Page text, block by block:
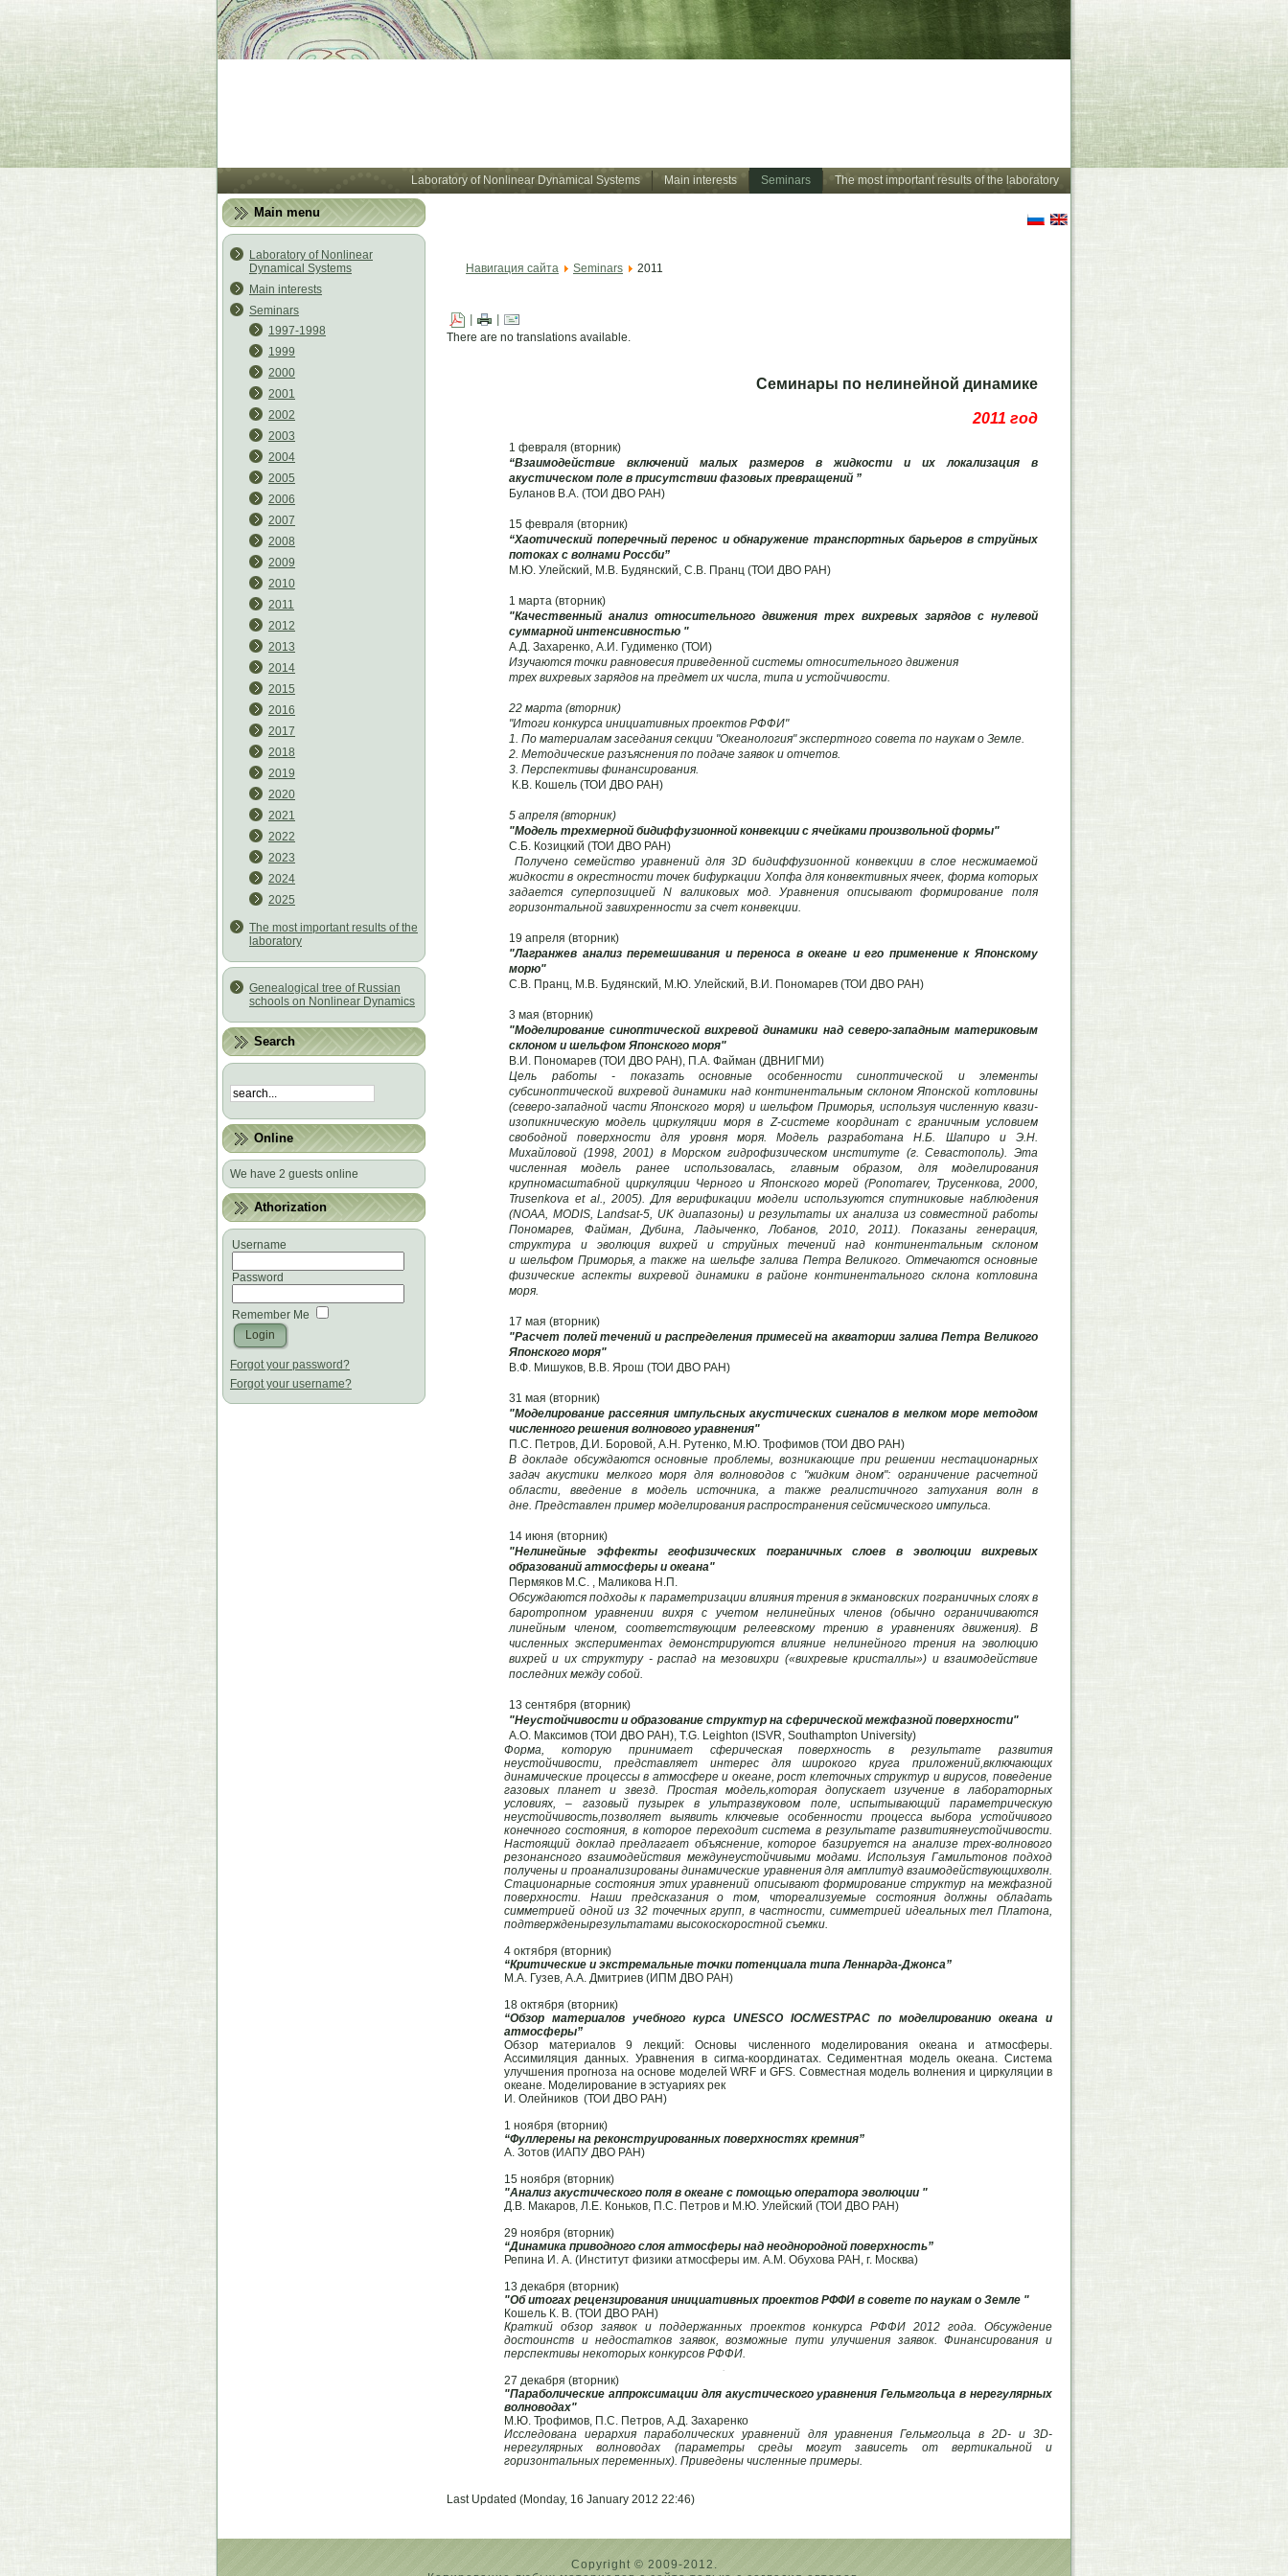
Laboratory of Nonlinear Dynamical Systems Main interests Seminars The most important results of the laboratory
Main menu
Laboratory of Nonlinear
Dynamical Systems
Main interests
Seminars
1997-1998
1999
2000
2001
2002
2003
2004
2005
2006
2007
2008
2009
2010
2011
2012
2013
2014
2015
2016
2017
2018
2019
2020
2021
2022
2023
2024
2025
The most important results of the
laboratory
Genealogical tree of Russian
schools on Nonlinear Dynamics
Search
Online
We have 2 guests online
Athorization
Username
Password
Remember Me
Forgot your password?
Forgot your username?
Навигация сайта Seminars 2011
There are no translations available.
Семинары по нелинейной динамике
2011 год
1 февраля (вторник)
“Взаимодействие включений малых размеров в жидкости и их локализация в
акустическом поле в присутствии фазовых превращений ”
Буланов В.А. (ТОИ ДВО РАН)
15 февраля (вторник)
“Хаотический поперечный перенос и обнаружение транспортных барьеров в струйных
потоках с волнами Россби”
М.Ю. Улейский, М.В. Будянский, С.В. Пранц (ТОИ ДВО РАН)
1 марта (вторник)
"Качественный анализ относительного движения трех вихревых зарядов с нулевой
суммарной интенсивностью "
А.Д. Захаренко, А.И. Гудименко (ТОИ)
Изучаются точки равновесия приведенной системы относительного движения
трех вихревых зарядов на предмет их числа, типа и устойчивости.
22 марта (вторник)
"Итоги конкурса инициативных проектов РФФИ"
1. По материалам заседания секции "Океанология" экспертного совета по наукам о Земле.
2. Методические разъяснения по подаче заявок и отчетов.
3. Перспективы финансирования.
К.В. Кошель (ТОИ ДВО РАН)
5 апреля (вторник)
"Модель трехмерной бидиффузионной конвекции с ячейками произвольной формы"
C.Б. Козицкий (ТОИ ДВО РАН)
Получено семейство уравнений для 3D бидиффузионной конвекции в слое несжимаемой
жидкости в окрестности точек бифуркации Хопфа для конвективных ячеек, форма которых
задается суперпозицией N валиковых мод. Уравнения описывают формирование поля
горизонтальной завихренности за счет конвекции.
19 апреля (вторник)
"Лагранжев анализ перемешивания и переноса в океане и его применение к Японскому
морю"
С.В. Пранц, М.В. Будянский, М.Ю. Улейский, В.И. Пономарев (ТОИ ДВО РАН)
3 мая (вторник)
"Моделирование синоптической вихревой динамики над северо-западным материковым
склоном и шельфом Японского моря"
В.И. Пономарев (ТОИ ДВО РАН), П.А. Файман (ДВНИГМИ)
Цель работы - показать основные особенности синоптической и элементы
субсиноптической вихревой динамики над континентальным склоном Японской котловины
(северо-западной части Японского моря) и шельфом Приморья, используя численную квази-
изопикническую модель циркуляции моря в Z-системе координат с граничным условием
свободной поверхности для уровня моря. Модель разработана Н.Б. Шапиро и Э.Н.
Михайловой (1998, 2001) в Морском гидрофизическом институте (г. Севастополь). Эта
численная модель ранее использовалась, главным образом, для моделирования
крупномасштабной циркуляции Черного и Японского морей (Ponоmаrev, Трусенкова, 2000,
Trusenkova et al., 2005). Для верификации модели используются спутниковые наблюдения
(NOAA, MODIS, Landsat-5, UK диапазоны) и результаты их анализа из совместной работы
Пономарев, Файман, Дубина, Ладыченко, Лобанов, 2010, 2011). Показаны генерация,
структура и эволюция вихрей и струйных течений над континентальным склоном
и шельфом Приморья, а также на шельфе залива Петра Великого. Отмечаются основные
физические аспекты вихревой динамики в районе континентального склона котловина
моря.
17 мая (вторник)
"Расчет полей течений и распределения примесей на акватории залива Петра Великого
Японского моря"
В.Ф. Мишуков, В.В. Ярош (ТОИ ДВО РАН)
31 мая (вторник)
"Моделирование рассеяния импульсных акустических сигналов в мелком море методом
численного решения волнового уравнения"
П.С. Петров, Д.И. Боровой, А.Н. Рутенко, М.Ю. Трофимов (ТОИ ДВО РАН)
В докладе обсуждаются основные проблемы, возникающие при решении нестационарных
задач акустики мелкого моря для волноводов с "жидким дном": ограничение расчетной
области, введение в модель источника, а также реалистичного затухания волн в
дне. Представлен пример моделирования распространения сейсмического импульса.
14 июня (вторник)
"Нелинейные эффекты геофизических пограничных слоев в эволюции вихревых
образований атмосферы и океана"
Пермяков М.С. , Маликова Н.П.
Обсуждаются подходы к параметризации влияния трения в экмановских пограничных слоях в
баротропном уравнении вихря с учетом нелинейных членов (обычно ограничиваются
линейным членом, соответствующим релеевскому трению в уравнениях движения). В
численных экспериментах демонстрируются влияние нелинейного трения на эволюцию
вихрей и их структуру - распад на мезовихри («вихревые кристаллы») и взаимодействие
последних между собой.
13 сентября (вторник)
"Неустойчивости и образование структур на сферической межфазной поверхности"
А.О. Максимов (ТОИ ДВО РАН), T.G. Leighton (ISVR, Southampton University)
Форма, которую принимает сферическая поверхность в результате развития
неустойчивости, представляет интерес для широкого круга приложений,включающих
динамические процессы в атмосфере и океане, рост клеточных структур и вирусов, поведение
газовых планет и звезд. Простая модель,которая допускает изучение в лабораторных
условиях, – газовый пузырек в ультразвуковом поле, испытывающий параметрическую
неустойчивость,позволяет выявить ключевые особенности процесса выбора устойчивого
конечного состояния, в которое переходит система в результате развитиянеустойчивости.
Настоящий доклад предлагает объяснение, которое базируется на анализе трех-волнового
резонансного взаимодействия междунеустойчивыми модами. Используя Гамильтонов подход
получены и проанализированы динамические уравнения для амплитуд взаимодействующихволн.
Стационарные состояния этих уравнений описывают формирование структур на межфазной
поверхности. Наши предсказания о том, чтореализуемые состояния должны обладать
симметрией одной из 32 точечных групп, в частности, симметрией идеальных тел Платона,
подтвержденырезультатами высокоскоростной съемки.
4 октября (вторник)
“Критические и экстремальные точки потенциала типа Леннарда-Джонса”
М.А. Гузев, А.А. Дмитриев (ИПМ ДВО РАН)
18 октября (вторник)
“Обзор материалов учебного курса UNESCO IOC/WESTPAC по моделированию океана и
атмосферы”
Обзор материалов 9 лекций: Основы численного моделирования океана и атмосферы.
Ассимиляция данных. Уравнения в сигма-координатах. Седиментная модель океана. Система
улучшения прогноза на основе моделей WRF и GFS. Совместная модель волнения и циркуляции в
океане. Моделирование в эстуариях рек
И. Олейников (ТОИ ДВО РАН)
1 ноября (вторник)
“Фуллерены на реконструированных поверхностях кремния”
А. Зотов (ИАПУ ДВО РАН)
15 ноября (вторник)
"Анализ акустического поля в океане с помощью оператора эволюции "
Д.В. Макаров, Л.Е. Коньков, П.С. Петров и М.Ю. Улейский (ТОИ ДВО РАН)
29 ноября (вторник)
“Динамика приводного слоя атмосферы над неоднородной поверхность”
Репина И. А. (Институт физики атмосферы им. А.М. Обухова РАН, г. Москва)
13 декабря (вторник)
"Об итогах рецензирования инициативных проектов РФФИ в совете по наукам о Земле "
Кошель К. В. (ТОИ ДВО РАН)
Краткий обзор заявок и поддержанных проектов конкурса РФФИ 2012 года. Обсуждение
достоинств и недостатков заявок, возможные пути улучшения заявок. Финансирования и
перспективы некоторых конкурсов РФФИ.
27 декабря (вторник)
"Параболические аппроксимации для акустического уравнения Гельмгольца в нерегулярных
волноводах"
М.Ю. Трофимов, П.С. Петров, А.Д. Захаренко
Исследована иерархия параболических уравнений для уравнения Гельмгольца в 2D- и 3D-
нерегулярных волноводах (параметры среды могут зависеть от вертикальной и
горизонтальных переменных). Приведены численные примеры.
Last Updated (Monday, 16 January 2012 22:46)
Copyright © 2009-2012.